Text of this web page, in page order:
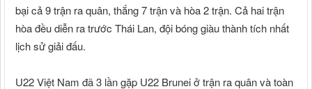
bại cả 9 trận ra quân, thắng 7 trận và hòa 2 trận. Cả hai trận
hòa đều diễn ra trước Thái Lan, đội bóng giàu thành tích nhất
lịch sử giải đấu.
U22 Việt Nam đã 3 lần gặp U22 Brunei ở trận ra quân và toàn